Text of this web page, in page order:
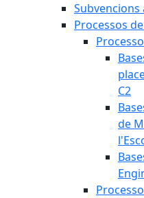
Subvencions
Processos
C2
de